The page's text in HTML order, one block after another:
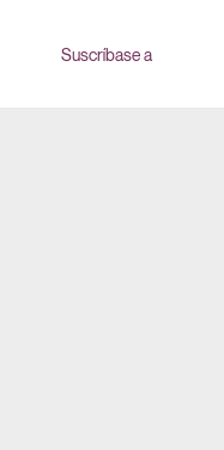
Suscríbase a